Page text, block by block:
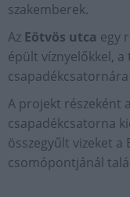
szakemberek.
Az Eötvös utca egy
épült víznyelőkkel,
A projekt részeként a
csapadékcsatorna
összegyűlt vizeket a
csomópontjánál